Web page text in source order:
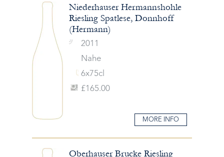
Niederhauser Hermannshohle
Riesling Spatlese, Donnhoff
(Hermann)
2011
Nahe
6x75cl
£165.00
MORE INFO
Oberhauser Brucke Riesling